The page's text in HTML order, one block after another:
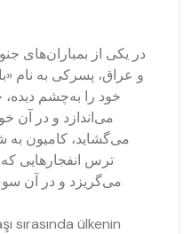
در یکی از بمباران‌های
و عراق، پسرکی به نام
خود را به‌چشم دیده،
می‌اندازد و در آن
می‌گشاید، کامیون
ترس انفجارهایی
می‌گریزد و در آن
sırasında ülkenin